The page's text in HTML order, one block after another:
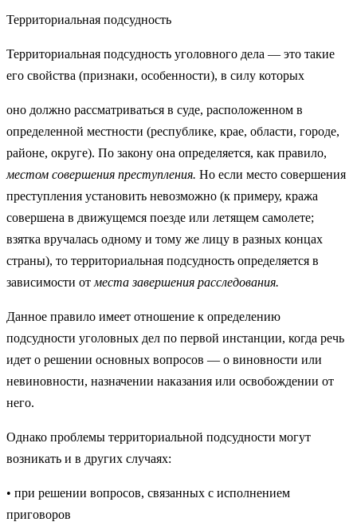
Территориальная подсудность
Территориальная подсудность уголов­ного дела — это такие
его свойства (признаки, особенности), в силу которых
оно должно рассматриваться в суде, расположенном в
определенной мест­ности (республике, крае, области, городе,
районе, округе). По закону она определяется, как правило,
местом совершения преступления. Но если ме­сто совершения
преступления установить невозможно (к примеру, кража
совершена в движущемся поезде или летящем самолете;
взятка вручалась одному и тому же лицу в разных концах
страны), то территориальная под­судность определяется в
зависимости от места завершения расследования.
Данное правило имеет отношение к определению
подсудности уголов­ных дел по первой инстанции, когда речь
идет о решении основных вопро­сов — о виновности или
невиновности, назначении наказания или освобож­дении от
него.
Однако проблемы территориальной подсудности могут
возникать и в других случаях:
• при решении вопросов, связанных с исполнением
приговоров